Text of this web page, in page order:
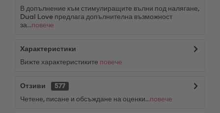
В допълнение към стимулиращите вълни под налягане,
Dual Love предлага допълнителна възможност
за...повече
Характеристики
Вижте характеристиките повече
Отзиви
577
Четене, писане и обсъждане на оценки...повече